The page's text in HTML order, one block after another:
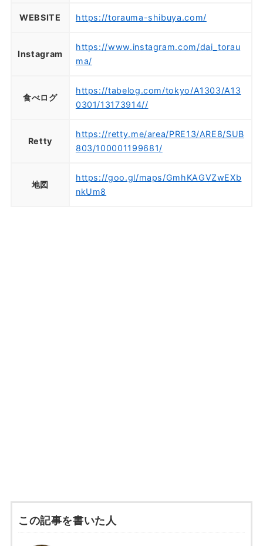
WEBSITE https://torauma-shibuya.com/
Instagram
https://www.instagram.com/dai_torau
ma/
食べログ
https://tabelog.com/tokyo/A1303/A13
0301/13173914//
Retty
https://retty.me/area/PRE13/ARE8/SUB
803/100001199681/
地図
https://goo.gl/maps/GmhKAGVZwEXb
nkUm8
この記事を書いた人